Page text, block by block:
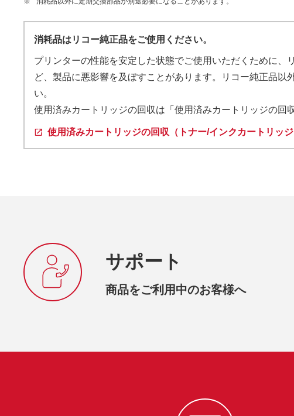
消耗品はリコー純正品をご使用ください。
プリンターの性能を安定した状態でご使用いただくために
ど、製品に悪影響を及ぼすことがあります。リコー純正品
い。
使用済みカートリッジの回収は「使用済みカートリッジの回
使用済みカートリッジの回収（トナー/インクカートリッジ
サポート
商品をご利用中のお客様へ